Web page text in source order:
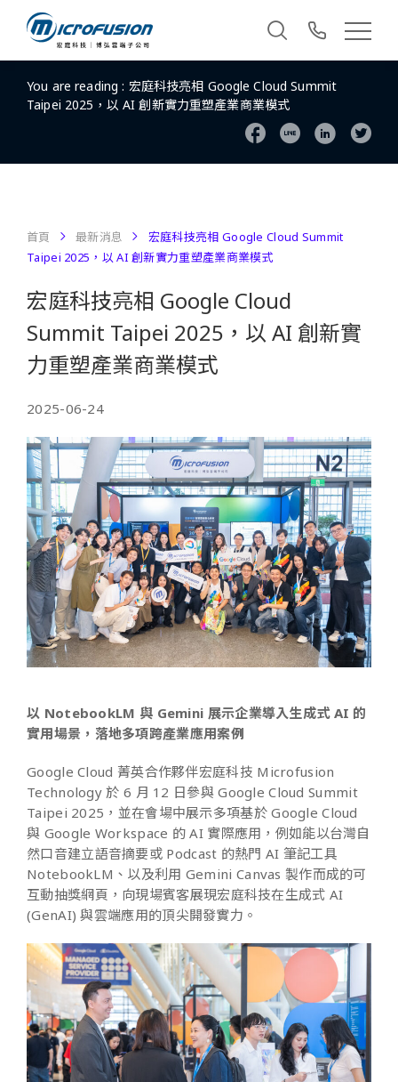
You are reading : 宏庭科技亮相 Google Cloud Summit
Taipei 2025，以 AI 創新實力重塑產業商業模式
首頁 最新消息
宏庭科技亮相 Google Cloud Summit
Taipei 2025，以 AI 創新實力重塑產業商業模式
宏庭科技亮相 Google Cloud
Summit Taipei 2025，以 AI 創新實
力重塑產業商業模式
2025-06-24
以 NotebookLM 與 Gemini 展示企業導入生成式 AI 的
實用場景，落地多項跨產業應用案例
Google Cloud 菁英合作夥伴宏庭科技 Microfusion
Technology 於 6 月 12 日參與 Google Cloud Summit
Taipei 2025，並在會場中展示多項基於 Google Cloud
與 Google Workspace 的 AI 實際應用，例如能以台灣自
然口音建立語音摘要或 Podcast 的熱門 AI 筆記工具
NotebookLM、以及利用 Gemini Canvas 製作而成的可
互動抽獎網頁，向現場賓客展現宏庭科技在生成式 AI
(GenAI) 與雲端應用的頂尖開發實力。